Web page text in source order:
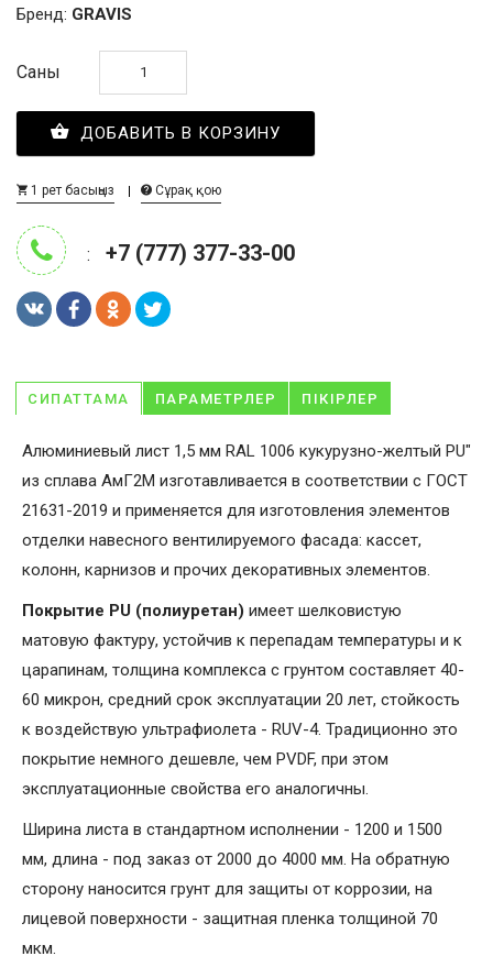
Бренд: GRAVIS
Саны
ДОБАВИТЬ В КОРЗИНУ
1 рет басыңыз Сұрақ қою
: +7 (777) 377-33-00
СИПАТТАМА ПАРАМЕТРЛЕР ПІКІРЛЕР
Алюминиевый лист 1,5 мм RAL 1006 кукурузно-желтый PU"
из сплава АмГ2М изготавливается в соответствии с ГОСТ
21631-2019 и применяется для изготовления элементов
отделки навесного вентилируемого фасада: кассет,
колонн, карнизов и прочих декоративных элементов.
Покрытие PU (полиуретан) имеет шелковистую
матовую фактуру, устойчив к перепадам температуры и к
царапинам, толщина комплекса с грунтом составляет 40-
60 микрон, средний срок эксплуатации 20 лет, стойкость
к воздействую ультрафиолета - RUV-4. Традиционно это
покрытие немного дешевле, чем PVDF, при этом
эксплуатационные свойства его аналогичны.
Ширина листа в стандартном исполнении - 1200 и 1500
мм, длина - под заказ от 2000 до 4000 мм. На обратную
сторону наносится грунт для защиты от коррозии, на
лицевой поверхности - защитная пленка толщиной 70
мкм.